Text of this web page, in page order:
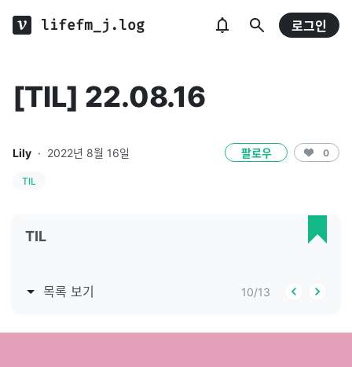
lifefm_j.log 로그인
[TIL] 22.08.16
Lily · 2022년 8월 16일 팔로우 0
TIL
TIL
목록 보기 10/13